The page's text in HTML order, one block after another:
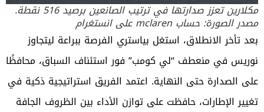
مكلارين تعزز صدارتها في ترتيب الصانعين برصيد 516 نقطة.
مصدر الصورة: حساب mclaren على انستغرام
بعد تأخر الانطلاق، استغل بياستري الفرصة ببراعة ليتجاوز
نوريس في منعطف “لي كومب” فور استئناف السباق، محافظًا
على الصدارة حتى النهاية. اعتمد الفريق استراتيجية ذكية في
تغيير الإطارات، حافظت على توازن الأداء بين الظروف الجافة